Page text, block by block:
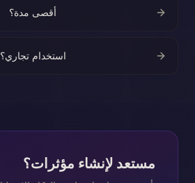
أقصى مدة؟
استخدام تجاري؟
مستعد لإنشاء مؤثرات؟